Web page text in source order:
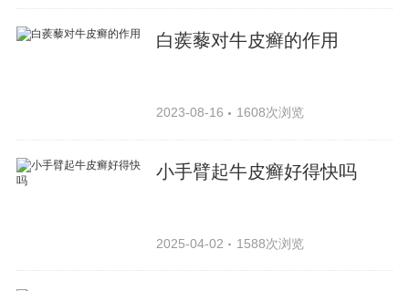
白蒺藜对牛皮癣的作用
2023-08-16 1608次浏览
小手臂起牛皮癣好得快吗
2025-04-02 1588次浏览